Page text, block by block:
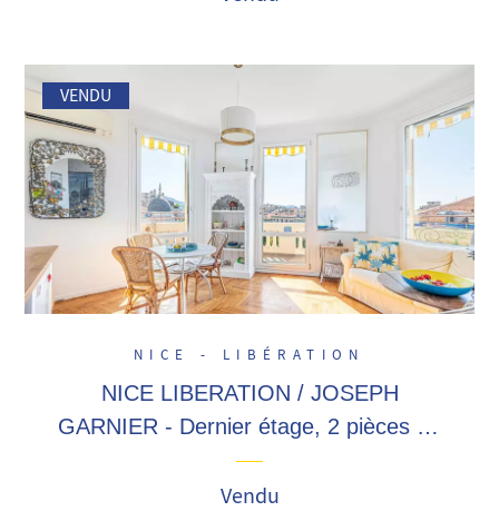
VENDU
NICE - LIBÉRATION
NICE LIBERATION / JOSEPH
GARNIER - Dernier étage, 2 pièces de
37 m2 avec balcon, plein sud, une cave
Vendu